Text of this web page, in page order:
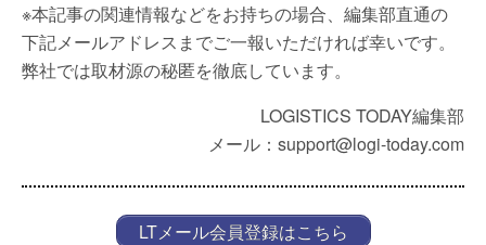
※本記事の関連情報などをお持ちの場合、編集部直通の
下記メールアドレスまでご一報いただければ幸いです。
弊社では取材源の秘匿を徹底しています。
LOGISTICS TODAY編集部
メール：support@logi-today.com
LTメール会員登録はこちら